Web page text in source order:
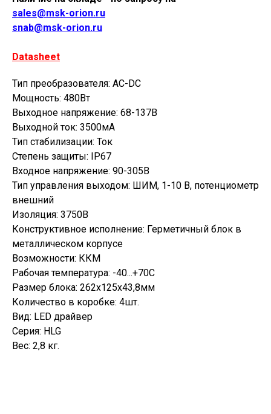
sales@msk-orion.ru
snab@msk-orion.ru
Datasheet
Тип преобразователя: AC-DC
Мощность: 480Вт
Выходное напряжение: 68-137В
Выходной ток: 3500мА
Тип стабилизации: Ток
Степень защиты: IP67
Входное напряжение: 90-305В
Тип управления выходом: ШИМ, 1-10 В, потенциометр
внешний
Изоляция: 3750В
Конструктивное исполнение: Герметичный блок в
металлическом корпусе
Возможности: ККМ
Рабочая температура: -40...+70С
Размер блока: 262х125х43,8мм
Количество в коробке: 4шт.
Вид: LED драйвер
Серия: HLG
Вес: 2,8 кг.